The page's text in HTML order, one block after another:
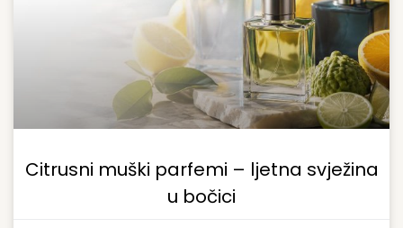
Citrusni muški parfemi – ljetna svježina
u bočici